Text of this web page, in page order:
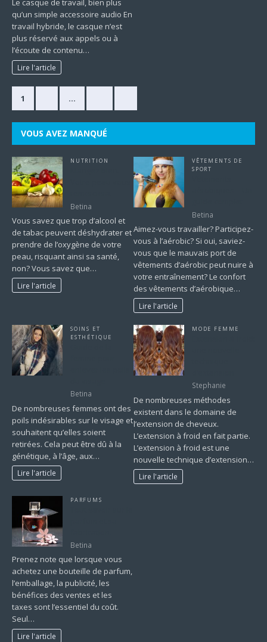
Le casque de travail, bien plus
qu’un simple accessoire audio En
travail hybride, le casque n’est
plus réservé aux appels ou à
l’écoute de contenu…
Lire l'article
1 …
VOUS AVEZ MANQUÉ
NUTRITION
Betina
Vous savez que trop d’alcool et
de tabac peuvent déshydrater et
prendre de l’oxygène de votre
peau, risquant ainsi sa santé,
non? Vous savez que…
Lire l'article
VÊTEMENTS DE
SPORT
Betina
Aimez-vous travailler? Participez-
vous à l’aérobic? Si oui, saviez-
vous que le mauvais port de
vêtements d’aérobic peut nuire à
votre entraînement? Le confort
des vêtements d’aérobique…
Lire l'article
SOINS ET
ESTHÉTIQUE
Betina
De nombreuses femmes ont des
poils indésirables sur le visage et
souhaitent qu’elles soient
retirées. Cela peut être dû à la
génétique, à l’âge, aux…
Lire l'article
MODE FEMME
Stephanie
De nombreuses méthodes
existent dans le domaine de
l’extension de cheveux.
L’extension à froid en fait partie.
L’extension à froid est une
nouvelle technique d’extension…
Lire l'article
PARFUMS
Betina
Prenez note que lorsque vous
achetez une bouteille de parfum,
l’emballage, la publicité, les
bénéfices des ventes et les
taxes sont l’essentiel du coût.
Seul…
Lire l'article